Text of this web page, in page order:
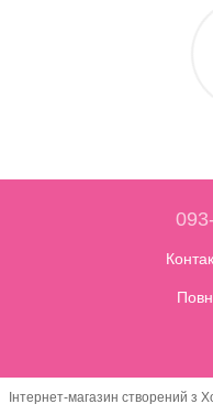
Інтернет-магазин створений з